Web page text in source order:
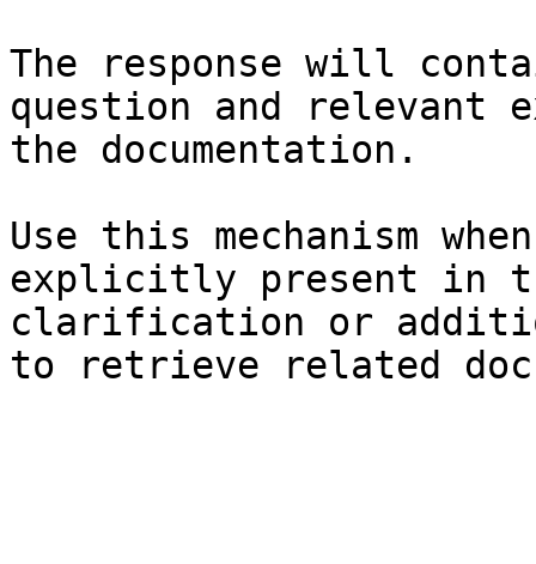
The response will
question and relevant
the documentation.
Use this mechanism
explicitly present in
clarification or